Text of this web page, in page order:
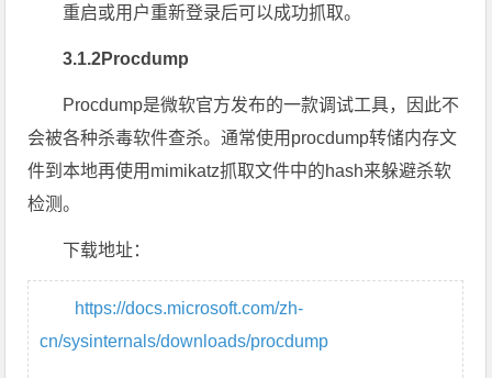
重启或用户重新登录后可以成功抓取。
3.1.2Procdump
Procdump是微软官方发布的一款调试工具，因此不
会被各种杀毒软件查杀。通常使用procdump转储内存文
件到本地再使用mimikatz抓取文件中的hash来躲避杀软
检测。
下载地址：
https://docs.microsoft.com/zh-
cn/sysinternals/downloads/procdump